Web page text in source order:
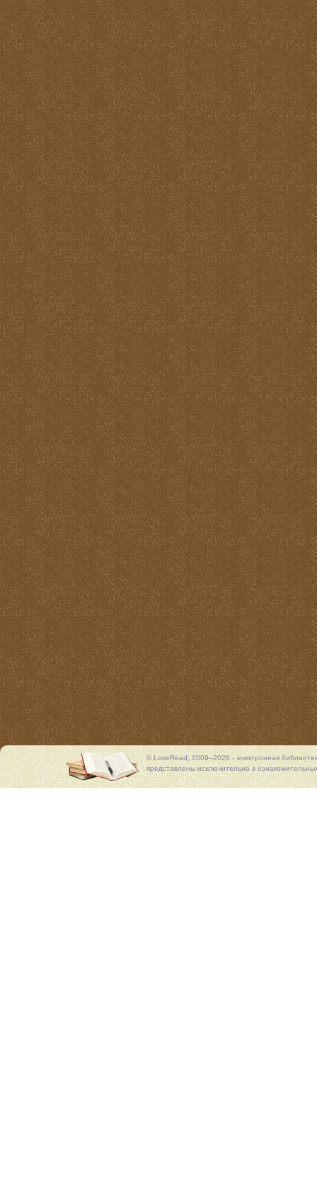
© LoveRead, 2009–2026 - электронная
представлены исключительно в